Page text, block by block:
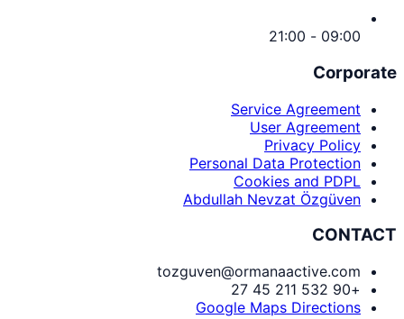
09:00 - 21:00
Corporate
Service Agreement
User Agreement
Privacy Policy
Personal Data Protection
Cookies and PDPL
Abdullah Nevzat Özgüven
CONTACT
tozguven@ormanaactive.com
+90 532 211 45 27
Google Maps Directions